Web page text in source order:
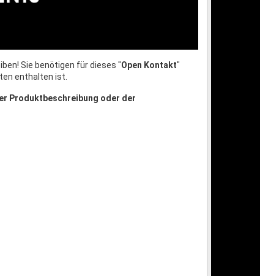
Sie benötigen für dieses "Open Kontakt"
enthalten ist.
Produktbeschreibung oder der